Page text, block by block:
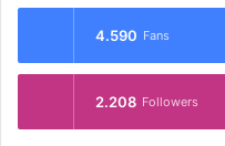
4.590 Fans
2.208 Followers